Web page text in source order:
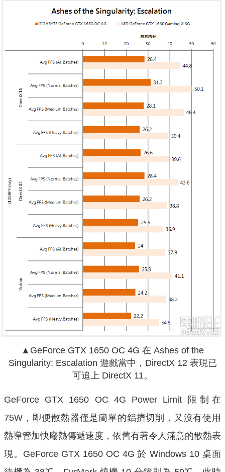
▲GeForce GTX 1650 OC 4G 在 Ashes of the
Singularity: Escalation 遊戲當中，DirectX 12 表現已
可追上 DirectX 11。
GeForce GTX 1650 OC 4G Power Limit 限制在
75W，即便散熱器僅是簡單的鋁擠切削，又沒有使用
熱導管加快廢熱傳遞速度，依舊有著令人滿意的散熱表
現。GeForce GTX 1650 OC 4G 於 Windows 10 桌面